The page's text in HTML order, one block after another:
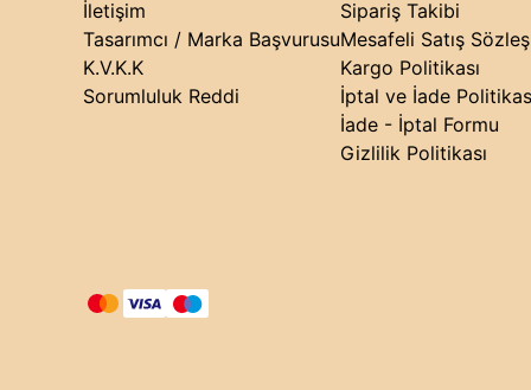
İletişim
Tasarımcı / Marka Başvurusu
K.V.K.K
Sorumluluk Reddi
Sipariş Takibi
Mesafeli Satış
Kargo Politikası
İptal ve İade
İade - İptal Formu
Gizlilik Politikası